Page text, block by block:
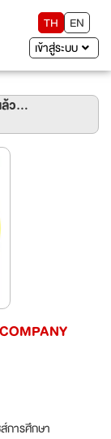
TH
EN
เข้าสู่ระบบ
ว...
การศึกษา